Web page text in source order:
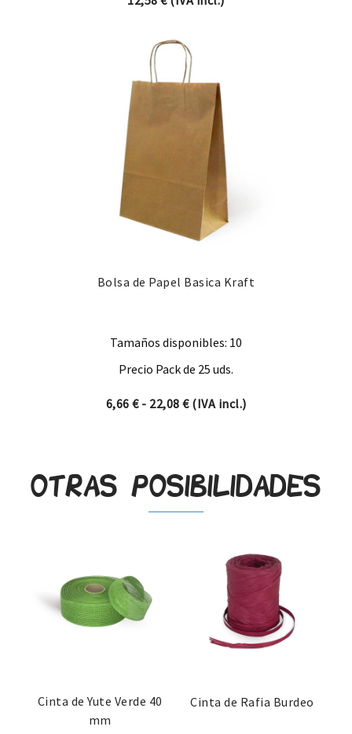
Bolsa de Papel Basica Kraft
Tamaños disponibles: 10
Precio Pack de 25 uds.
6,66 € - 22,08 €Rango de precios: desde
(IVA incl.)
Otras posibilidades
Cinta de Yute Verde 40
mm
Cinta de Rafia Burdeo